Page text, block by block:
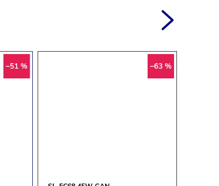
–51 % –63 %